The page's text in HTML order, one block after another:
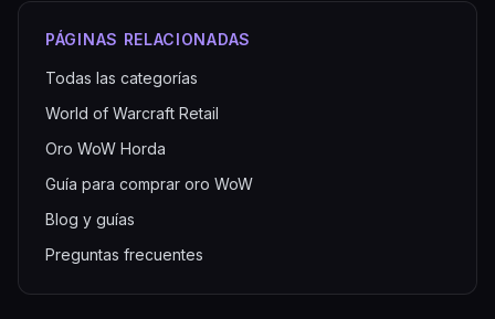
PÁGINAS RELACIONADAS
Todas las categorías
World of Warcraft Retail
Oro WoW Horda
Guía para comprar oro WoW
Blog y guías
Preguntas frecuentes